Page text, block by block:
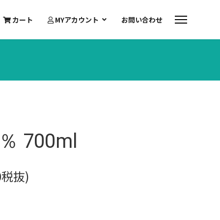
カート MYアカウント お問い合わせ
700ml
抜)